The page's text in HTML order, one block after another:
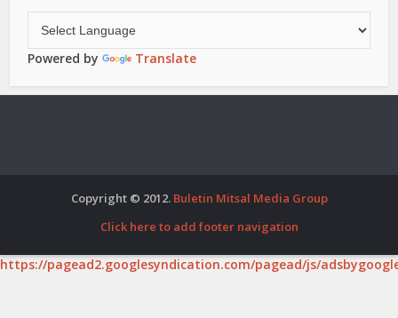
Powered by Translate
Copyright © 2012. Buletin Mitsal Media Group
Click here to add footer navigation
https://pagead2.googlesyndication.com/pagead/js/